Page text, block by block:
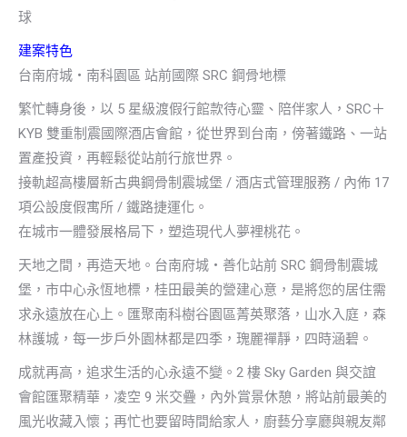
球
建案特色
台南府城‧南科園區 站前國際 SRC 鋼骨地標
繁忙轉身後，以 5 星級渡假行館款待心靈、陪伴家人，SRC＋
KYB 雙重制震國際酒店會館，從世界到台南，傍著鐵路、一站
置產投資，再輕鬆從站前行旅世界。
接軌超高樓層新古典鋼骨制震城堡 / 酒店式管理服務 / 內佈 17
項公設度假寓所 / 鐵路捷運化。
在城市一體發展格局下，塑造現代人夢裡桃花。
天地之間，再造天地。台南府城‧善化站前 SRC 鋼骨制震城
堡，市中心永恆地標，桂田最美的營建心意，是將您的居住需
求永遠放在心上。匯聚南科樹谷園區菁英聚落，山水入庭，森
林護城，每一步戶外園林都是四季，瑰麗禪靜，四時涵碧。
成就再高，追求生活的心永遠不變。2 樓 Sky Garden 與交誼
會館匯聚精華，凌空 9 米交疊，內外賞景休憩，將站前最美的
風光收藏入懷；再忙也要留時間給家人，廚藝分享廳與親友鄰